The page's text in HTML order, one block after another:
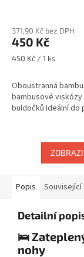
371,90 Kč bez DPH
450 Kč
Měrná
450 Kč / 1 ks
Oboustranná
bambusové
buldočků Ideální do
Popis Související
Detailní
🛌
nohy